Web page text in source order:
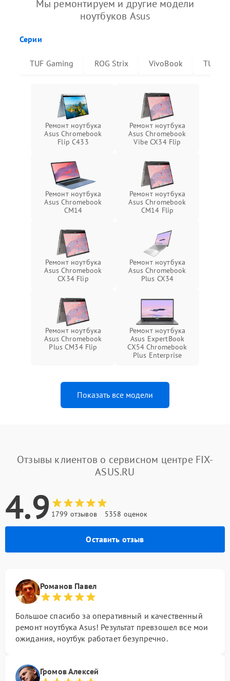
Мы ремонтируем и другие модели
ноутбуков Asus
Серии
TUF Gaming ROG Strix VivoBook TUF
Ремонт ноутбука
Asus Chromebook
Flip C433
Ремонт ноутбука
Asus Chromebook
Vibe CX34 Flip
Ремонт ноутбука
Asus Chromebook
CM14
Ремонт ноутбука
Asus Chromebook
CM14 Flip
Ремонт ноутбука
Asus Chromebook
CX34 Flip
Ремонт ноутбука
Asus Chromebook
Plus CX34
Ремонт ноутбука
Asus Chromebook
Plus CM34 Flip
Ремонт ноутбука
Asus ExpertBook
CX54 Chromebook
Plus Enterprise
Показать все модели
Отзывы клиентов о сервисном центре FIX-
ASUS.RU
4.9 1799 отзывов 5358 оценок
Оставить отзыв
Романов Павел
Большое спасибо за оперативный и качественный
ремонт ноутбука Asus! Результат превзошел все мои
ожидания, ноутбук работает безупречно.
Громов Алексей